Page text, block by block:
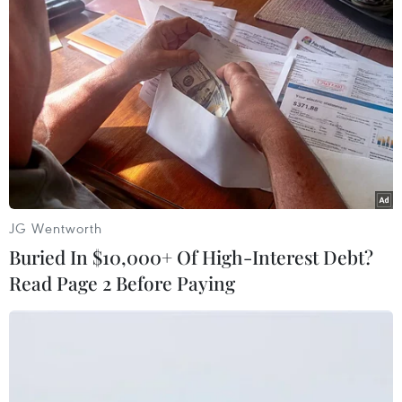
bản giao hưởng nổi tiếng đương thời, đây là
một trong số tác phẩm làm rung động hàng
triệu con tim người yêu nhạc trên khắp thế giới.
Đây cũng là một sản phẩm âm nhạc đặc sắc, độc
đáo hiếm có với âm nhạc lôi cuốn và hùng hồn,
đa thanh, đa sắc, chứa đựng những đường nét
cân đối rõ ràng, giai điệu vừa tự nhiên lại ấn
tượng…
Toàn bộ số tiền bán vé của hai đêm hòa nhạc sẽ
được trao tặng cho sinh viên chuyên ngành âm
nhạc nhằm tạo điều kiện cho các em theo đuổi
JG Wentworth
Buried In $10,000+ Of High-Interest Debt?
Read Page 2 Before Paying